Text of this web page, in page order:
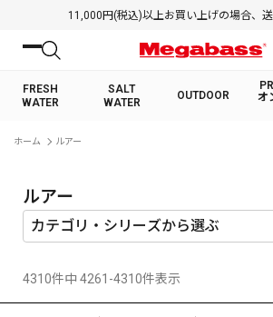
11,000円(税込)以上お買い上げの場合、送
FRESH
WATER
SALT
WATER
OUTDOOR
オ
キーワード
カテゴリ
ホーム ルアー
ルアー
4310件中 4261-4310件表示